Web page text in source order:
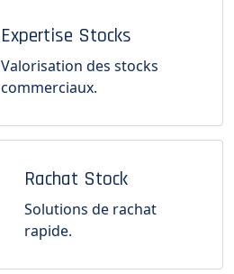
Expertise Stocks
Valorisation des stocks
commerciaux.
Rachat Stock
Solutions de rachat
rapide.